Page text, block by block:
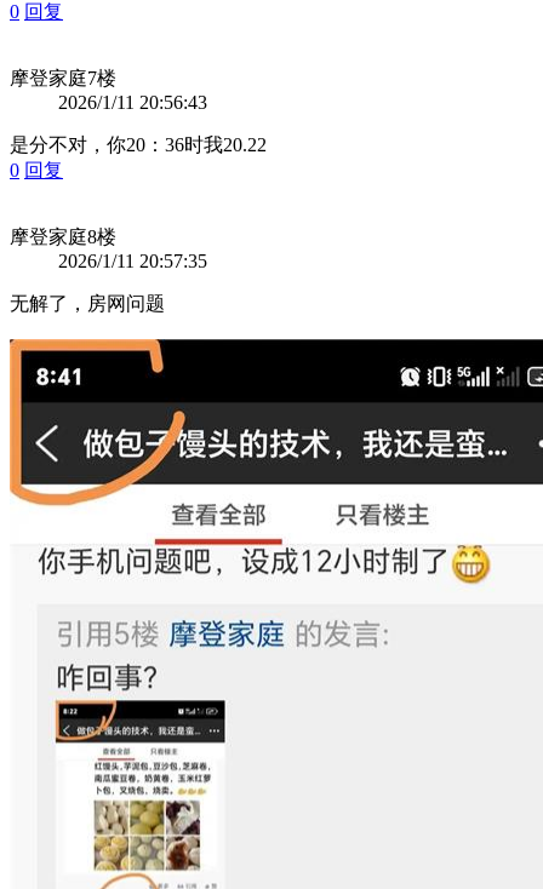
0 回复
摩登家庭7楼
2026/1/11 20:56:43
是分不对，你20：36时我20.22
0 回复
摩登家庭8楼
2026/1/11 20:57:35
无解了，房网问题